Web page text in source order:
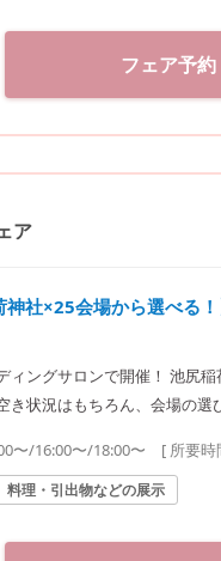
フェア予約
ア
神社×25会場から選べる
ィングサロンで開催！ 池尻
き状況はもちろん、会場の選
tel 03-6265-0866 11：00～20：00（火
アクセス】 JR線「飯田橋駅」
〜/16:00〜/18:00〜 [ 所要時
料理・引出物などの展示